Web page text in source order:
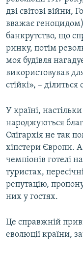
дві світові війни,
вважає
банкрутство, що
ринку, потім
моя будівля
використовував
стійкі», –
У країні,
народжуються
Олігархія не так
хіпстери Європи.
чемпіонів готелі
туристах,
репутацію,
них у гостях.
Це справжній
еволюції країни,